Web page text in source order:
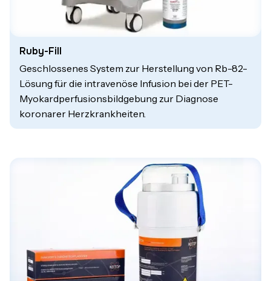
Ruby-Fill
Geschlossenes System zur Herstellung von Rb-82-
Lösung für die intravenöse Infusion bei der PET-
Myokardperfusionsbildgebung zur Diagnose
koronarer Herzkrankheiten.